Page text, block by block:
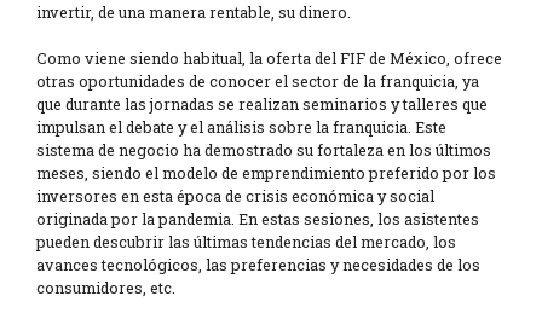
invertir, de una manera rentable, su dinero.
Como viene siendo habitual, la oferta del FIF de México, ofrece
otras oportunidades de conocer el sector de la franquicia, ya
que durante las jornadas se realizan seminarios y talleres que
impulsan el debate y el análisis sobre la franquicia. Este
sistema de negocio ha demostrado su fortaleza en los últimos
meses, siendo el modelo de emprendimiento preferido por los
inversores en esta época de crisis económica y social
originada por la pandemia. En estas sesiones, los asistentes
pueden descubrir las últimas tendencias del mercado, los
avances tecnológicos, las preferencias y necesidades de los
consumidores, etc.